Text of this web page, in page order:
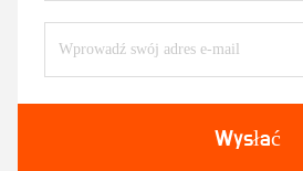
Wysłać